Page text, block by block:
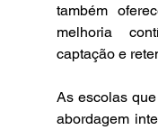
também
melhoria
captação e
As escolas
abordagem